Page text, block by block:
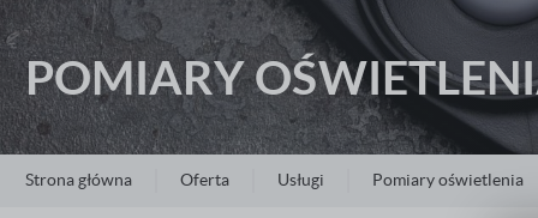
Aparatura modułowa i przemysłowa
Rozdzielnice i obudowy
Osprzęt instalacyjny
Oprawy oświetleniowe
POMIARY
Strona główna Oferta Usługi Pomiary oświetlenia